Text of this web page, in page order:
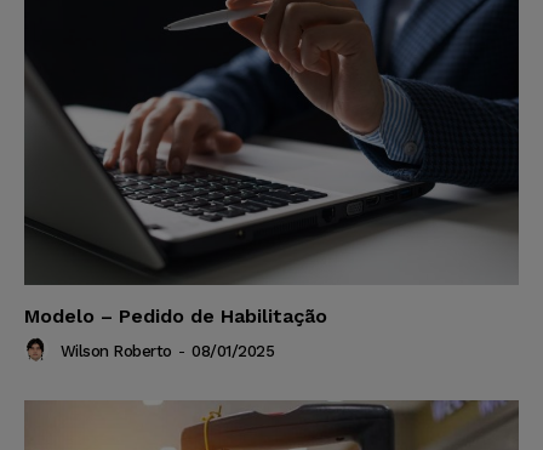
Modelo – Pedido de Habilitação
Wilson Roberto - 08/01/2025